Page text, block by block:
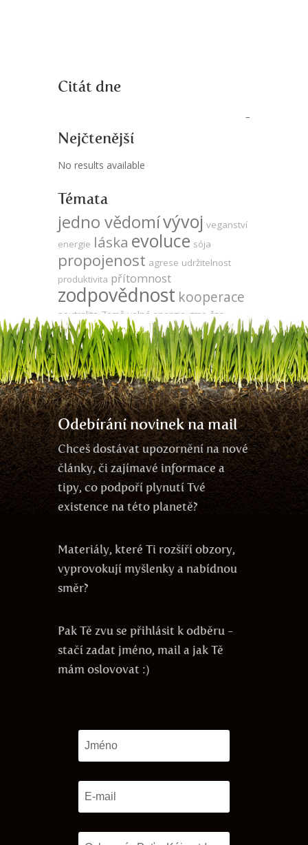
Citát dne
Nejčtenější
No results available
Témata
jedno vědomívývoj veganství
energie láska evoluce sója
propojenost agrese udržitelnost
produktivita přítomnost
zodpovědnost kooperace
neutralita Země volná energie gmo čas
sílazdravímysl Keshe dušestrach
energie zdarma vegetariánství odlesňování
utrpení komunikace DNA léčení za
oponou Tesla meditace ego
Odebírání novinek na mail
Chceš dostávat upozornění na nové
články, či zajímavé informace a
tipy, co podpoří plynutí Tvé
existence na této planetě?
Materiály, které Ti rozšíří obzory,
vyprovokují myšlenky a nabídnou
směr?
Pak Tě zvu se přihlásit k odběru -
stačí zadat jméno, mail a jak Tě
mám oslovovat :)